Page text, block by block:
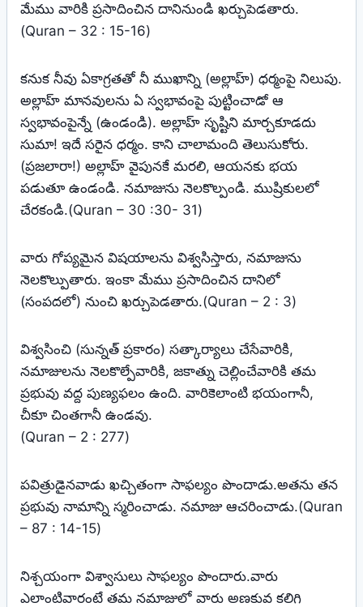
మేము వారికి ప్రసాదించిన దానినుండి ఖర్చుపెడతారు.
(Quran – 32 : 15-16)
కనుక నీవు ఏకాగ్రతతో నీ ముఖాన్ని (అల్లాహ్‌) ధర్మంపై నిలుపు.
అల్లాహ్‌ మానవులను ఏ స్వభావంపై పుట్టించాడో ఆ
స్వభావంపైన్నే (ఉండండి). అల్లాహ్‌ సృష్టిని మార్చకూడదు
సుమా! ఇదే సరైన ధర్మం. కాని చాలామంది తెలుసుకోరు.
(ప్రజలారా!) అల్లాహ్‌ వైపునకే మరలి, ఆయనకు భయ
పడుతూ ఉండండి. నమాజును నెలకొల్పండి. ముష్రికులలో
చేరకండి.(Quran – 30 :30- 31)
వారు గోప్యమైన విషయాలను విశ్వసిస్తారు, నమాజును
నెలకొల్పుతారు. ఇంకా మేము ప్రసాదించిన దానిలో
(సంపదలో) నుంచి ఖర్చుపెడతారు.(Quran – 2 : 3)
విశ్వసించి (సున్నత్ ప్రకారం) సత్కార్యాలు చేసేవారికి,
నమాజులను నెలకొల్పేవారికి, జకాత్ను చెల్లించేవారికి తమ
ప్రభువు వద్ద పుణ్యఫలం ఉంది. వారికెలాంటి భయంగానీ,
చీకూ చింతగానీ ఉండవు.
(Quran – 2 : 277)
పవిత్రుడైనవాడు ఖచ్చితంగా సాఫల్యం పొందాడు.అతను తన
ప్రభువు నామాన్ని స్మరించాడు. నమాజు ఆచరించాడు.(Quran
– 87 : 14-15)
నిశ్చయంగా విశ్వాసులు సాఫల్యం పొందారు.వారు
ఎలాంటివారంటే తమ నమాజులో వారు అణకువ కలిగి